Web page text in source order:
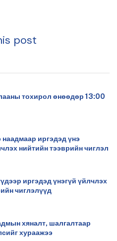
post
тохирол өнөөдөр 13:00
иргэдэд үнэ
нийтийн тээврийн чиглэл
иргэдэд үнэгүй үйлчлэх
чиглэлүүд
хяналт, шалгалтаар
хураажээ